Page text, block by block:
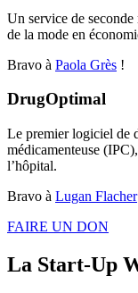
Un service de
de la mode en
Bravo à Paola Grès !
DrugOptimal
Le premier logiciel de
médicamenteuse
l’hôpital.
Bravo à Lugan Flacher
FAIRE UN DON
La Start-Up